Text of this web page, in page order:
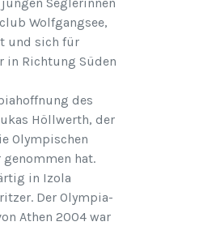
Seglerinnen
Wolfgangsee,
und sich für
in Richtung Süden
des
Höllwerth, der
Olympischen
genommen hat.
in Izola
Der Olympia-
Athen 2004 war